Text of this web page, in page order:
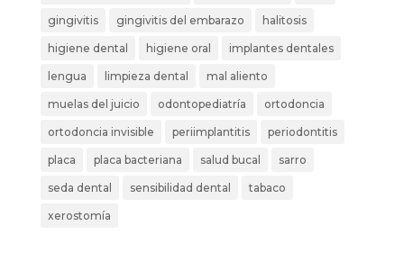
gingivitis gingivitis del embarazo halitosis
higiene dental higiene oral implantes dentales
lengua limpieza dental mal aliento
muelas del juicio odontopediatría ortodoncia
ortodoncia invisible periimplantitis periodontitis
placa placa bacteriana salud bucal sarro
seda dental sensibilidad dental tabaco
xerostomía